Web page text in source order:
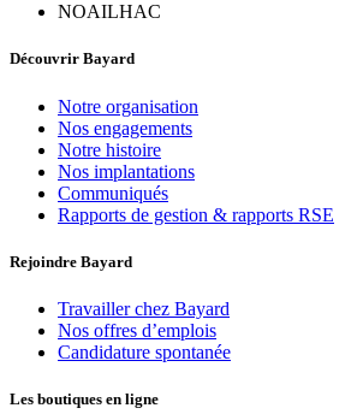
NOAILHAC
Découvrir Bayard
Notre organisation
Nos engagements
Notre histoire
Nos implantations
Communiqués
Rapports de gestion & rapports RSE
Rejoindre Bayard
Travailler chez Bayard
Nos offres d’emplois
Candidature spontanée
Les boutiques en ligne